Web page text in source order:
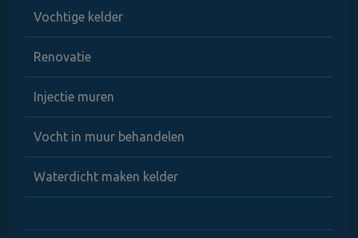
Vochtige kelder
Renovatie
Injectie muren
Vocht in muur behandelen
Waterdicht maken kelder